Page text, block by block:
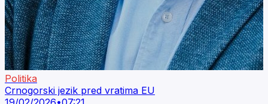
Politika
Crnogorski jezik pred vratima EU